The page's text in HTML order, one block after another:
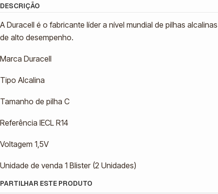
DESCRIÇÃO
A Duracell é o fabricante líder a nível mundial de pilhas alcalinas
de alto desempenho.
Marca Duracell
Tipo Alcalina
Tamanho de pilha C
Referência IECL R14
Voltagem 1,5V
Unidade de venda 1 Blister (2 Unidades)
PARTILHAR ESTE PRODUTO